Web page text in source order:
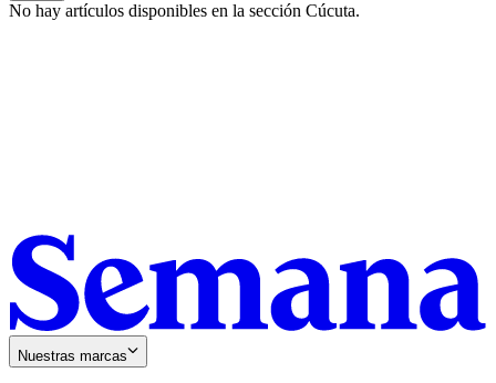
No hay artículos disponibles en la sección Cúcuta.
Nuestras marcas